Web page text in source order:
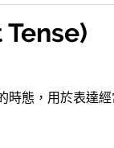
態，用於表達